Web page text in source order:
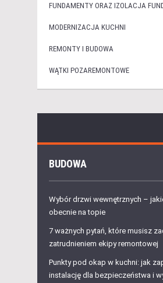
FUNDAMENTY ORAZ IZOLACJA
MODERNIZACJA KUCHNI
REMONTY I BUDOWA
WĄTKI POZAREMONTOWE
BUDOWA
Wybór drzwi wewnętrznych –
obecnie na topie
7 ważnych pytań, które musisz
zatrudnieniem ekipy remontowej
Punkty pod okap w kuchni: jak
instalację dla bezpieczeństwa i